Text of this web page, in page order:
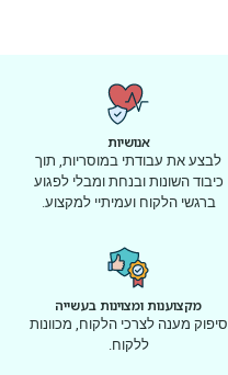
אנושיות
לבצע את עבודתי במוסריות, תוך
כיבוד השונות ובנחת ומבלי לפגוע
ברגשי הלקוח ועמיתיי למקצוע.
מקצוענות ומצוינות בעשייה
סיפוק מענה לצרכי הלקוח, מכוונות
ללקוח.